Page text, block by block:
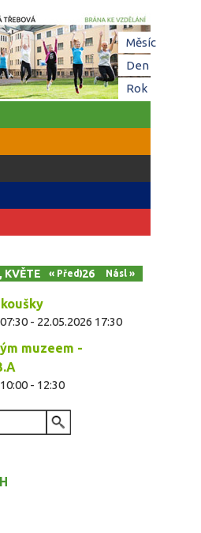
KVĚTEN 21, 2026
« Před Násl »
- 22.05.2026 17:30
muzeem -
10:00 - 12:30
Měsíc
Den(aktivní
Rok